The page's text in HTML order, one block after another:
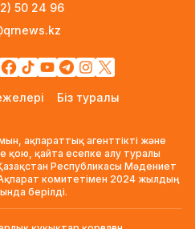
Украинаға қару
40 пайыз үлесі
алаяқтар
50 24 96
Біз туралы
ақпараттық агенттікті және
қою, қайта есепке алу туралы
Республикасы Мәдениет
Ақпарат комитетімен 2024 жылдың
берілді.